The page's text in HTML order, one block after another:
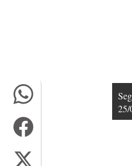
25/